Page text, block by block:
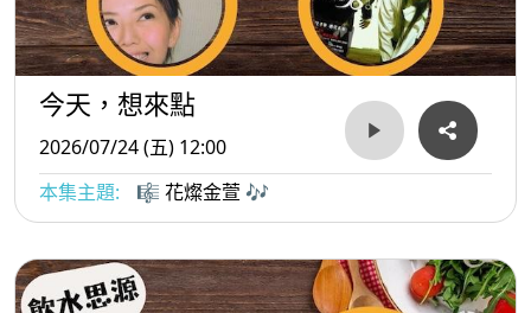
今天，想來點
2026/07/24 (五) 12:00
本集主題:
🎼 花燦金萱 🎶